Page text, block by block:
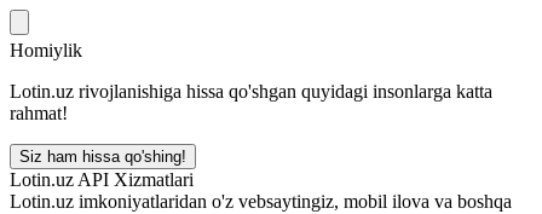
Homiylik
Lotin.uz rivojlanishiga hissa qo'shgan quyidagi insonlarga katta
rahmat!
Siz ham hissa qo'shing!
Lotin.uz API Xizmatlari
Lotin.uz imkoniyatlaridan o'z vebsaytingiz, mobil ilova va boshqa